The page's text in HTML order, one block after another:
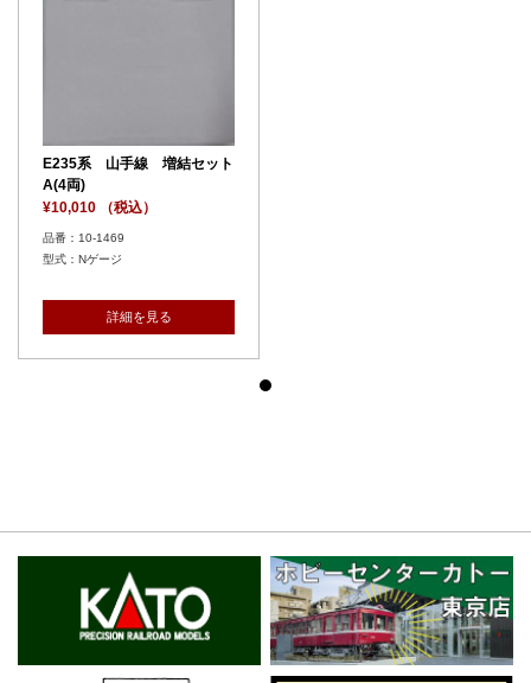
E235系 山手線 増結セット
A(4両)
¥10,010 （税込）
品番：10-1469
型式：Nゲージ
詳細を見る